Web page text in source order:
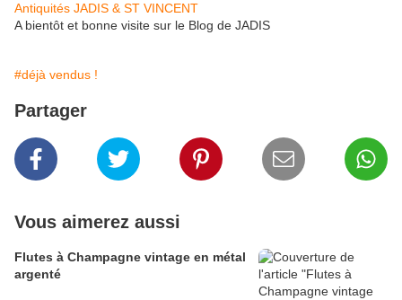
Antiquités JADIS & ST VINCENT
A bientôt et bonne visite sur le Blog de JADIS
#déjà vendus !
Partager
Vous aimerez aussi
Flutes à Champagne vintage en métal
argenté